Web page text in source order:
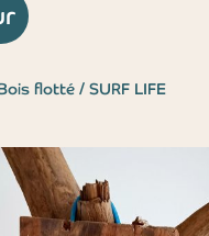
flotté / SURF LIFE